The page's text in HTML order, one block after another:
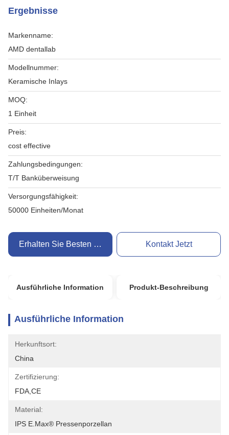
Ergebnisse
Markenname:
AMD dentallab
Modellnummer:
Keramische Inlays
MOQ:
1 Einheit
Preis:
cost effective
Zahlungsbedingungen:
T/T Banküberweisung
Versorgungsfähigkeit:
50000 Einheiten/Monat
Erhalten Sie Besten Preis Kontakt Jetzt
Ausführliche Information Produkt-Beschreibung
Ausführliche Information
Herkunftsort:
China
Zertifizierung:
FDA,CE
Material:
IPS E.max® Pressenporzellan